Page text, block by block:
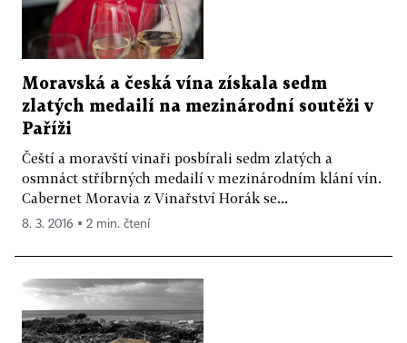
Moravská a česká vína získala sedm
zlatých medailí na mezinárodní soutěži v
Paříži
Čeští a moravští vinaři posbírali sedm zlatých a
osmnáct stříbrných medailí v mezinárodním klání vín.
Cabernet Moravia z Vinařství Horák se...
8. 3. 2016 ▪ 2 min. čtení